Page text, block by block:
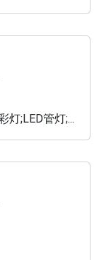
灯;LED管灯;...